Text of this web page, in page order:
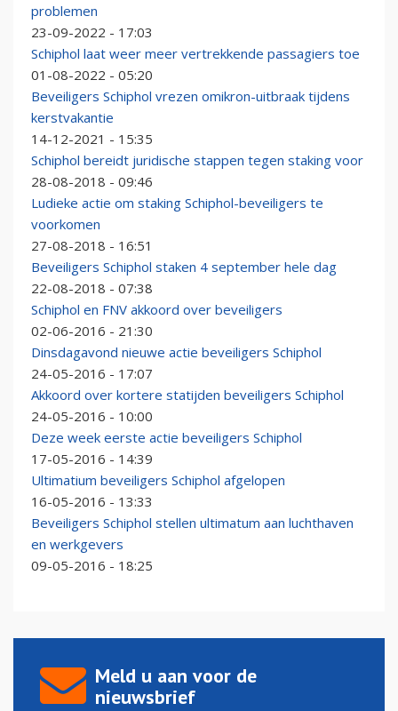
problemen
23-09-2022 - 17:03
Schiphol laat weer meer vertrekkende passagiers toe
01-08-2022 - 05:20
Beveiligers Schiphol vrezen omikron-uitbraak tijdens
kerstvakantie
14-12-2021 - 15:35
Schiphol bereidt juridische stappen tegen staking voor
28-08-2018 - 09:46
Ludieke actie om staking Schiphol-beveiligers te
voorkomen
27-08-2018 - 16:51
Beveiligers Schiphol staken 4 september hele dag
22-08-2018 - 07:38
Schiphol en FNV akkoord over beveiligers
02-06-2016 - 21:30
Dinsdagavond nieuwe actie beveiligers Schiphol
24-05-2016 - 17:07
Akkoord over kortere statijden beveiligers Schiphol
24-05-2016 - 10:00
Deze week eerste actie beveiligers Schiphol
17-05-2016 - 14:39
Ultimatium beveiligers Schiphol afgelopen
16-05-2016 - 13:33
Beveiligers Schiphol stellen ultimatum aan luchthaven
en werkgevers
09-05-2016 - 18:25
Meld u aan voor de
nieuwsbrief